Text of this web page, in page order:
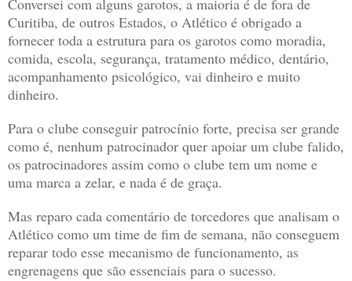
Conversei com alguns garotos, a maioria é de fora de
Curitiba, de outros Estados, o Atlético é obrigado a
fornecer toda a estrutura para os garotos como moradia,
comida, escola, segurança, tratamento médico, dentário,
acompanhamento psicológico, vai dinheiro e muito
dinheiro.
Para o clube conseguir patrocínio forte, precisa ser grande
como é, nenhum patrocinador quer apoiar um clube falido,
os patrocinadores assim como o clube tem um nome e
uma marca a zelar, e nada é de graça.
Mas reparo cada comentário de torcedores que analisam o
Atlético como um time de fim de semana, não conseguem
reparar todo esse mecanismo de funcionamento, as
engrenagens que são essenciais para o sucesso.